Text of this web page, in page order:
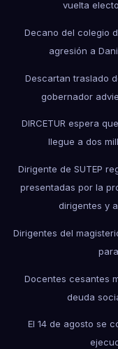
vuelta
Decano del colegio
agresión a
Descartan traslado
gobernador
DIRCETUR espera
llegue a dos
Dirigente de SUTEP
presentadas por la
dirigentes y
Dirigentes del
Docentes cesantes
deuda
El 14 de agosto se